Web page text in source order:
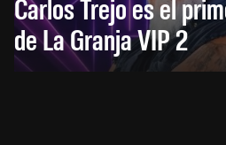
Carlos Trejo es el
de La Granja VIP 2